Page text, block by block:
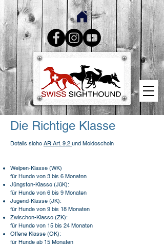
Die Richtige Klasse
Details siehe AR Art. 9.2 und Meldeschein
Welpen-Klasse (WK)
für Hunde von 3 bis 6 Monaten
Jüngsten-Klasse (JüK):
für Hunde von 6 bis 9 Monaten
Jugend-Klasse (JK):
für Hunde von 9 bis 18 Monaten
Zwischen-Klasse (ZK):
für Hunde von 15 bis 24 Monaten
Offene Klasse (OK):
für Hunde ab 15 Monaten